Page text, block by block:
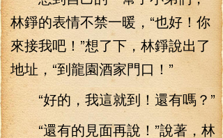
林錚的表情不禁一暖，“也好！你
來接我吧！”想了下，林錚說出了
地址，“到龍園酒家門口！”
“好的，我這就到！還有嗎？”
“還有的見面再說！”說著，林